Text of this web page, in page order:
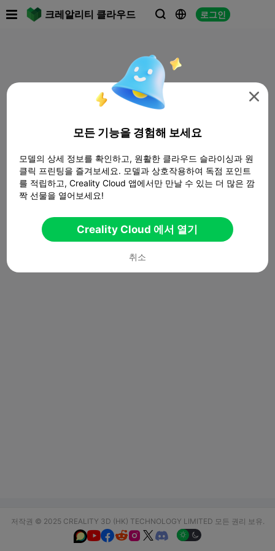
크레알리티 클라우드   로그인
저작권 © 2025 CREALITY 3D (HK) TECHNOLOGY LIMITED 모든 권리 보유.
  

모든 기능을 경험해 보세요
모델의 상세 정보를 확인하고, 원활한 클라우드 슬라이싱과 원
클릭 프린팅을 즐겨보세요. 모델과 상호작용하여 독점 포인트
를 적립하고, Creality Cloud 앱에서만 만날 수 있는 더 많은 깜
짝 선물을 열어보세요!
Creality Cloud 에서 열기
취소